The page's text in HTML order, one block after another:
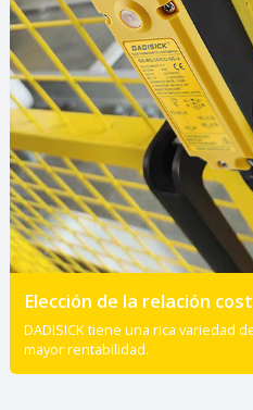
Elección de la relación
DADISICK tiene una rica variedad
mayor rentabilidad.